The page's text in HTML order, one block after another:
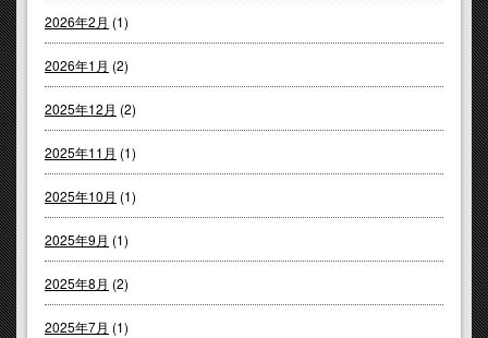
2026年2月 (1)
2026年1月 (2)
2025年12月 (2)
2025年11月 (1)
2025年10月 (1)
2025年9月 (1)
2025年8月 (2)
2025年7月 (1)